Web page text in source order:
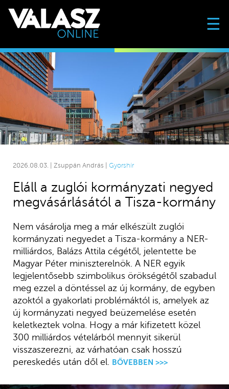
☰
2026.08.03. | Zsuppán András | Gyorshír
Eláll a zuglói kormányzati negyed
megvásárlásától a Tisza-kormány
Nem vásárolja meg a már elkészült zuglói
kormányzati negyedet a Tisza-kormány a NER-
milliárdos, Balázs Attila cégétől, jelentette be
Magyar Péter miniszterelnök. A NER egyik
legjelentősebb szimbolikus örökségétől szabadul
meg ezzel a döntéssel az új kormány, de egyben
azoktól a gyakorlati problémáktól is, amelyek az
új kormányzati negyed beüzemelése esetén
keletkeztek volna. Hogy a már kifizetett közel
300 milliárdos vételárból mennyit sikerül
visszaszerezni, az várhatóan csak hosszú
pereskedés után dől el. BŐVEBBEN >>>